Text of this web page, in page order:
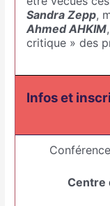
Sandra Zepp,
Ahmed AHKIM
critique » des
Infos et
Centre